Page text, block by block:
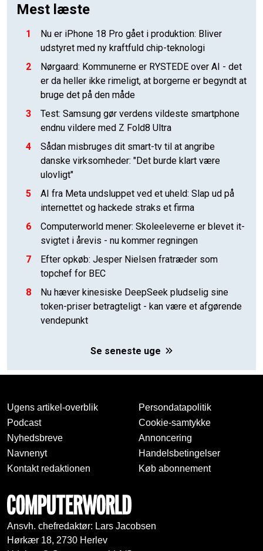
Mest læste
1
Nu er iPhone 18 Pro gået i produktion: Bliver
udstyret med ny kraftfuld chip-teknologi
2
Nørgaard: Kommunerne er RYSTEDE over AI - det
er da heller ikke rimeligt, at borgerne er begyndt at
bruge det på den måde
3
Test: Samsung gør verdens vildeste smartphone
endnu vildere med Z Fold8 Ultra
4
Sådan misbruges dit smart-tv til at angribe
danske virksomheder: "Det burde klart være
ulovligt"
5
AI fra Meta undsluppet ved et uheld: Slap ud på
internettet og hackede straks et firma
6
Computerworld mener: Skoleeleverne er blevet it-
svigtet i årevis - nu kommer regningen
7
Efter opkøb: Jesper Nielsen fratræder som
topchef for BEC
8
Nu hæver kinesiske DeepSeek pludselig sine
token-priser betragteligt - kan være et afgørende
vendepunkt
Se seneste uge
Ugens artikel-overblik
Podcast
Nyhedsbreve
Navnenyt
Kontakt redaktionen
Persondatapolitik
Cookie-samtykke
Annoncering
Handelsbetingelser
Køb abonnement
Ansvh. chefredaktør: Lars Jacobsen
Hørkær 18, 2730 Herlev